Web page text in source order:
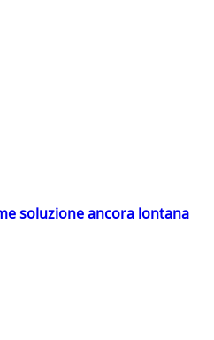
soluzione ancora lontana